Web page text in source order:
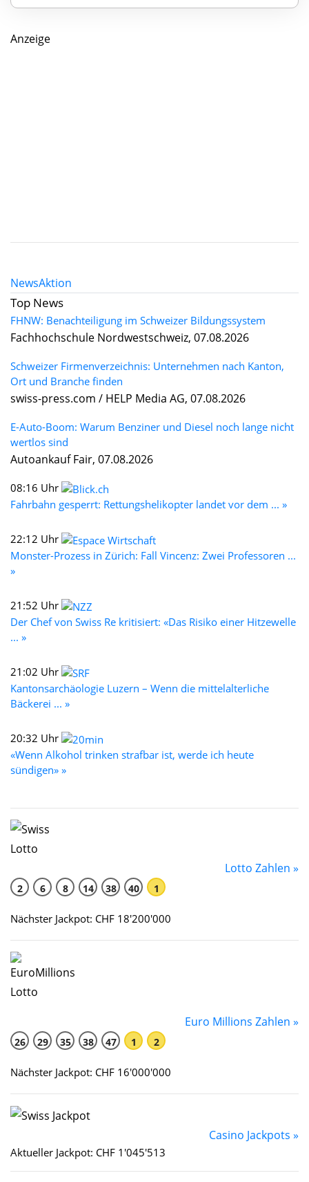
Anzeige
NewsAktion
Top News
FHNW: Benachteiligung im Schweizer Bildungssystem
Fachhochschule Nordwestschweiz, 07.08.2026
Schweizer Firmenverzeichnis: Unternehmen nach Kanton,
Ort und Branche finden
swiss-press.com / HELP Media AG, 07.08.2026
E-Auto-Boom: Warum Benziner und Diesel noch lange nicht
wertlos sind
Autoankauf Fair, 07.08.2026
08:16 Uhr
Fahrbahn gesperrt: Rettungshelikopter landet vor dem ... »
22:12 Uhr
Monster-Prozess in Zürich: Fall Vincenz: Zwei Professoren ...
»
21:52 Uhr
Der Chef von Swiss Re kritisiert: «Das Risiko einer Hitzewelle
... »
21:02 Uhr
Kantonsarchäologie Luzern – Wenn die mittelalterliche
Bäckerei ... »
20:32 Uhr
«Wenn Alkohol trinken strafbar ist, werde ich heute
sündigen» »
Lotto Zahlen »
2 6 8 14 38 40 1
Nächster Jackpot: CHF 18'200'000
Euro Millions Zahlen »
26 29 35 38 47 1 2
Nächster Jackpot: CHF 16'000'000
Casino Jackpots »
Aktueller Jackpot: CHF 1'045'513